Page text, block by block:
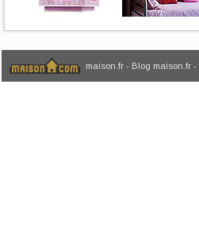
maison.fr - Blog maison.fr -